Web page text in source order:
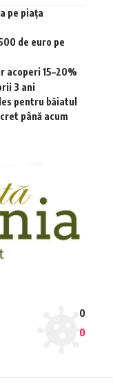
pe piața
de euro pe
acoperi 15–20%
3 ani
pentru băiatul
până acum
0
0